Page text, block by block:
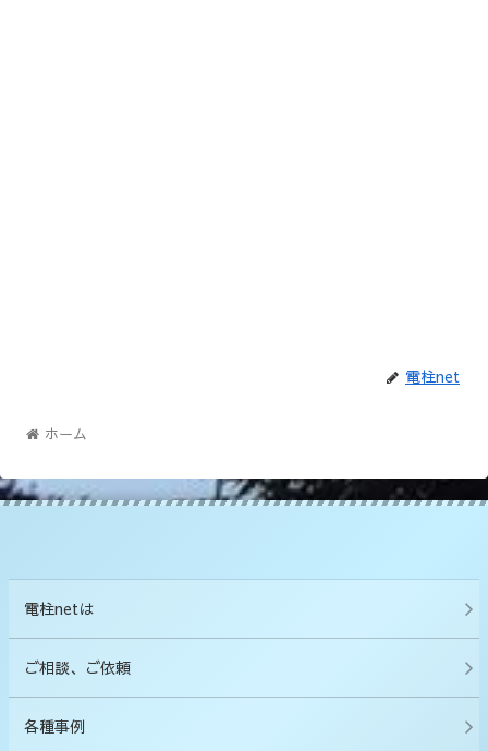
電柱net
ホーム
電柱netは
ご相談、ご依頼
各種事例